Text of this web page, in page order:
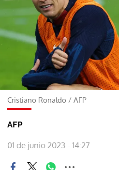
Cristiano Ronaldo / AFP
AFP
01 de junio 2023 - 14:27